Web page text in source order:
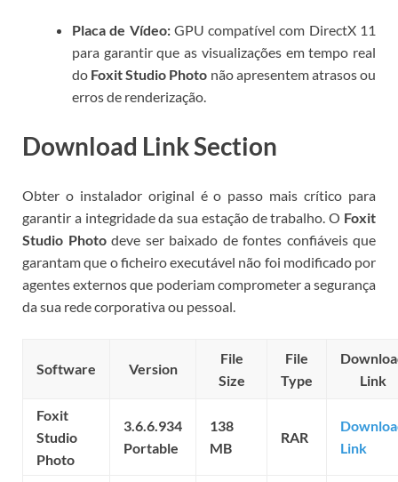
Placa de Vídeo:GPU compatível com DirectX 11
para garantir que as visualizações em tempo real
do Foxit Studio Photo não apresentem atrasos ou
erros de renderização.
Download Link Section
Obter o instalador original é o passo mais crítico para
garantir a integridade da sua estação de trabalho. O Foxit
Studio Photodeve ser baixado de fontes confiáveis que
garantam que o ficheiro executável não foi modificado por
agentes externos que poderiam comprometer a segurança
da sua rede corporativa ou pessoal.
Software Version
File
Size
File
Type
Link
Foxit
Studio
Photo
3.6.6.934
Portable
138
MB
RAR
Link